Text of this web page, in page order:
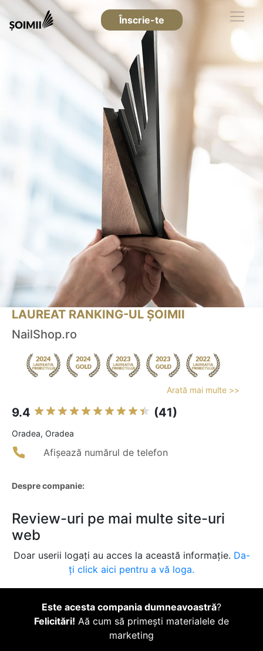
Înscrie-te
LAUREAT RANKING-UL ȘOIMII
NailShop.ro
Arată mai multe >>
9.4 (41)
Oradea, Oradea
Afișează numărul de telefon
Despre companie:
Review-uri pe mai multe site-uri
web
Doar userii logați au acces la această informație. Da-
ți click aici pentru a vă loga.
Este acesta compania dumneavoastră?
Felicitări! Aă cum să primești materialele de
marketing